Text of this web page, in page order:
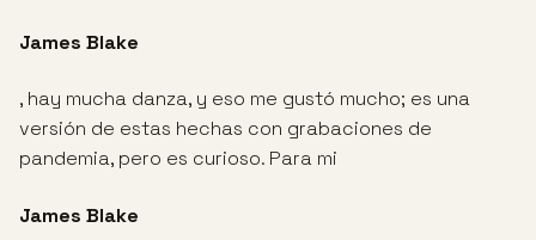
James Blake
, hay mucha danza, y eso me gustó mucho; es una
versión de estas hechas con grabaciones de
pandemia, pero es curioso. Para mi
James Blake